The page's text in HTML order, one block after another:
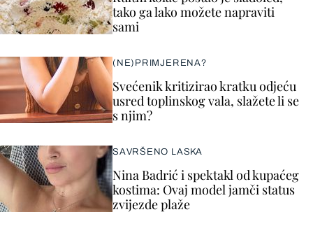
tako ga lako možete napraviti
sami
(NE)PRIMJERENA?
Svećenik kritizirao kratku odjeću
usred toplinskog vala, slažete li se
s njim?
SAVRŠENO LASKA
Nina Badrić i spektakl od kupaćeg
kostima: Ovaj model jamči status
zvijezde plaže